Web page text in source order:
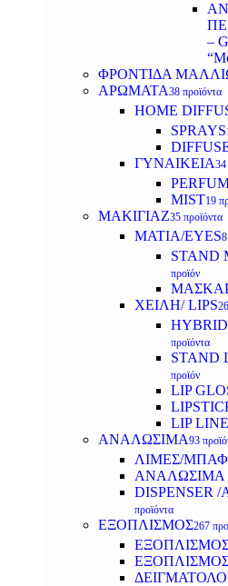
–
ΦΡΟΝΤΙΔΑ
ΑΡΩΜΑΤΑ38 προϊόντα
HOME
SPRAYS
ΓΥΝΑΙΚΕΙΑ34
MIST19
ΜΑΚΙΓΙΑΖ35 προϊόντα
ΜΑΤΙΑ/EYES
STAND
προϊόν
ΧΕΙΛΗ/ LIPS
προϊόντα
STAND
προϊόν
LIP
LIP
ΑΝΑΛΩΣΙΜΑ93
ΛΙΜΕΣ/
ΑΝΑΛΩΣΙΜΑ
DISPENSER
προϊόντα
ΕΞΟΠΛΙΣΜΟΣ267
ΕΞΟΠΛΙΣΜΟΣ